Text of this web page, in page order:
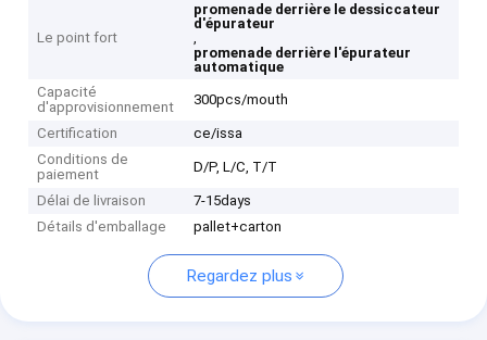
Le point fort
promenade derrière le dessiccateur
d'épurateur
,
promenade derrière l'épurateur
automatique
Capacité
d'approvisionnement
300pcs/mouth
Certification
ce/issa
Conditions de
paiement
D/P, L/C, T/T
Délai de livraison
7-15days
Détails d'emballage
pallet+carton
Regardez plus